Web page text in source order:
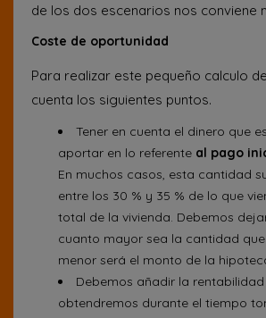
de los dos escenarios nos conviene
Coste de oportunidad
Para realizar este pequeño calculo
cuenta los siguientes puntos.
Tener en cuenta el dinero que
aportar en lo referente al pago
En muchos casos, esta cantidad
entre los 30 % y 35 % de lo que
total de la vivienda. Debemos
cuanto mayor sea la cantidad
menor será el monto de la
Debemos añadir la
obtendremos durante el tiempo